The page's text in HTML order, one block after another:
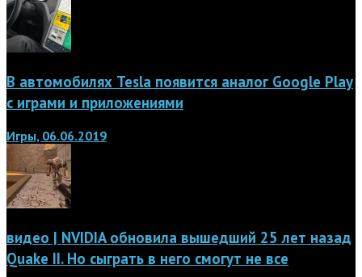
В автомобилях Tesla появится аналог Google Play
с играми и приложениями
Игры, 06.06.2019
видео | NVIDIA обновила вышедший 25 лет назад
Quake II. Но сыграть в него смогут не все